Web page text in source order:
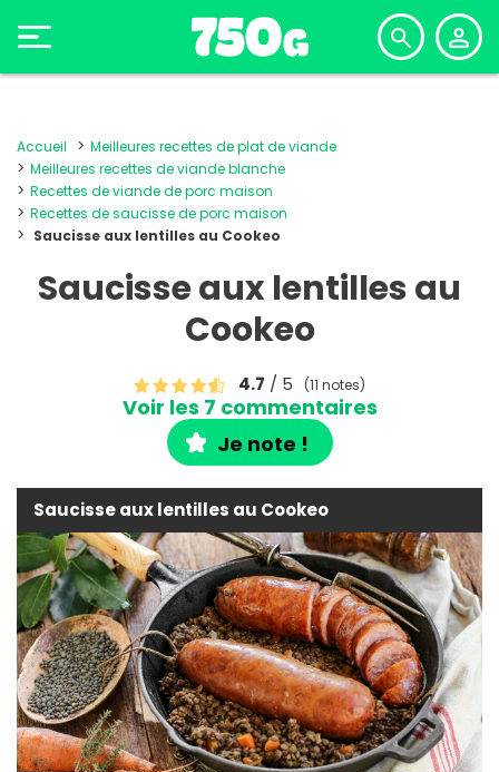
Accueil
Meilleures recettes de plat de viande
Meilleures recettes de viande blanche
Recettes de viande de porc maison
Recettes de saucisse de porc maison
Saucisse aux lentilles au Cookeo
Saucisse aux lentilles au
Cookeo
4.7 / 5 (11 notes)
Voir les 7 commentaires
Je note !
Saucisse aux lentilles au Cookeo